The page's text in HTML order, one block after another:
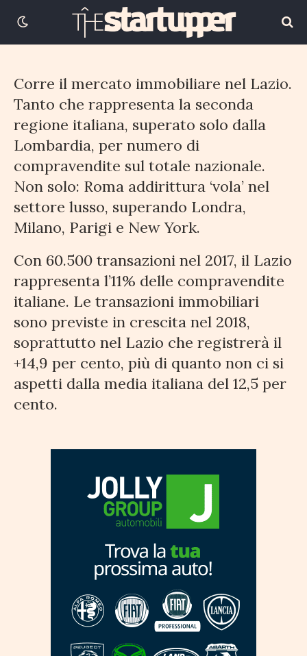
15 FEBBRAIO 2018 4 MINUTI DI LETTURA
Corre il mercato immobiliare nel Lazio.
Tanto che rappresenta la seconda
regione italiana, superato solo dalla
Lombardia, per numero di
compravendite sul totale nazionale.
Non solo: Roma addirittura ‘vola’ nel
settore lusso, superando Londra,
Milano, Parigi e New York.
Con 60.500 transazioni nel 2017, il Lazio
rappresenta l’11% delle compravendite
italiane. Le transazioni immobiliari
sono previste in crescita nel 2018,
soprattutto nel Lazio che registrerà il
+14,9 per cento, più di quanto non ci si
aspetti dalla media italiana del 12,5 per
cento.